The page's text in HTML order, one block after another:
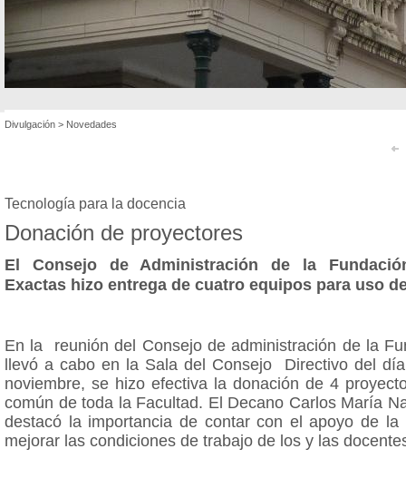
Divulgación > Novedades
Tecnología para la docencia
Donación de proyectores
El Consejo de Administración de la
Exactas hizo entrega de cuatro equipos para uso
En la reunión del Consejo de administración de la
llevó a cabo en la Sala del Consejo Directivo del
noviembre, se hizo efectiva la donación de 4
común de toda la Facultad. El Decano Carlos María
destacó la importancia de contar con el apoyo de la
mejorar las condiciones de trabajo de los y las